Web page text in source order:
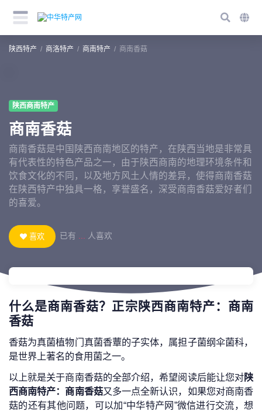
陕西特产 商洛特产 商南特产 商南香菇
陕西商南特产
商南香菇
商南香菇是中国陕西商南地区的特产，在陕西当地是非常具
有代表性的特色产品之一，由于陕西商南的地理环境条件和
饮食文化的不同，以及地方风土人情的差异，使得商南香菇
在陕西特产中独具一格，享誉盛名，深受商南香菇爱好者们
的喜爱。
喜欢 已有 人喜欢
什么是商南香菇？正宗陕西商南特产：商南
香菇
香菇为真菌植物门真菌香蕈的子实体，属担子菌纲伞菌科，
是世界上著名的食用菌之一。
以上就是关于商南香菇的全部介绍，希望阅读后能让您对陕
西商南特产：商南香菇又多一点全新认识，如果您对商南香
菇的还有其他问题，可以加“中华特产网”微信进行交流，想